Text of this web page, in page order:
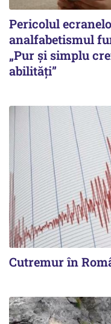
Pericolul
analfabetismul
„Pur și simplu
abilități”
Cutremur în